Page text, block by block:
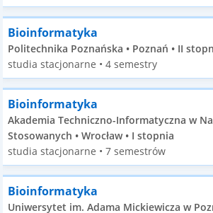
Bioinformatyka
Politechnika Poznańska • Poznań • II
studia stacjonarne • 4 semestry
Bioinformatyka
Akademia Techniczno-Informatyczna w
Stosowanych • Wrocław • I stopnia
studia stacjonarne • 7 semestrów
Bioinformatyka
Uniwersytet im. Adama Mickiewicza w